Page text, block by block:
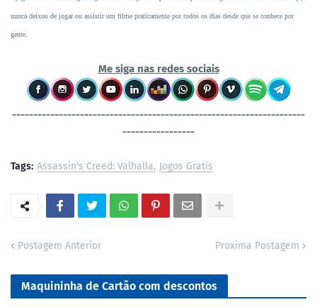
nunca deixou de jogar ou assistir um filme praticamente por todos os dias desde que se conhece por
gente.
Me siga nas redes sociais
---------------------------------------------------------------------
-----------------
Tags: Assassin's Creed: Valhalla Jogos Gratis
Postagem Anterior Proxima Postagem
Maquininha de Cartão com descontos